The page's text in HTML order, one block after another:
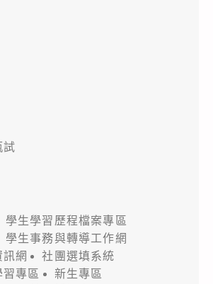
試
學生學習歷程檔案專區
學生事務與轉導工作網
網
社團選填系統
專區
新生專區